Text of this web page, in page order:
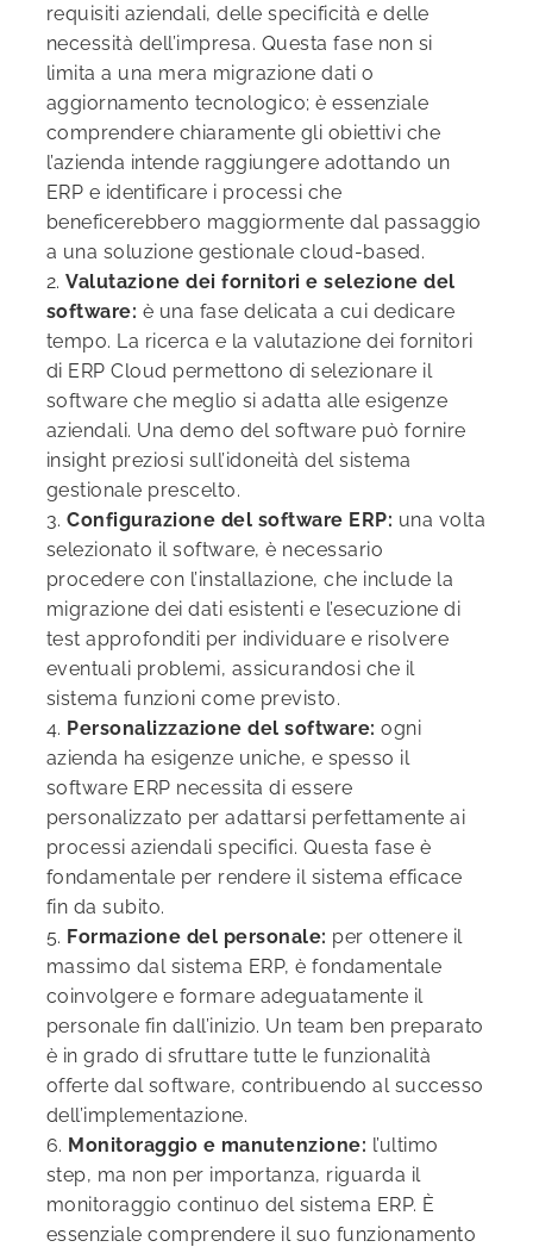
requisiti aziendali, delle specificità e delle
necessità dell’impresa. Questa fase non si
limita a una mera migrazione dati o
aggiornamento tecnologico; è essenziale
comprendere chiaramente gli obiettivi che
l’azienda intende raggiungere adottando un
ERP e identificare i processi che
beneficerebbero maggiormente dal passaggio
a una soluzione gestionale cloud-based.
2.Valutazione dei fornitori e selezione del
software: è una fase delicata a cui dedicare
tempo. La ricerca e la valutazione dei fornitori
di ERP Cloud permettono di selezionare il
software che meglio si adatta alle esigenze
aziendali. Una demo del software può fornire
insight preziosi sull’idoneità del sistema
gestionale prescelto.
3.Configurazione del software ERP: una volta
selezionato il software, è necessario
procedere con l’installazione, che include la
migrazione dei dati esistenti e l’esecuzione di
test approfonditi per individuare e risolvere
eventuali problemi, assicurandosi che il
sistema funzioni come previsto.
4. Personalizzazione del software: ogni
azienda ha esigenze uniche, e spesso il
software ERP necessita di essere
personalizzato per adattarsi perfettamente ai
processi aziendali specifici. Questa fase è
fondamentale per rendere il sistema efficace
fin da subito.
5. Formazione del personale: per ottenere il
massimo dal sistema ERP, è fondamentale
coinvolgere e formare adeguatamente il
personale fin dall’inizio. Un team ben preparato
è in grado di sfruttare tutte le funzionalità
offerte dal software, contribuendo al successo
dell’implementazione.
6. Monitoraggio e manutenzione: l’ultimo
step, ma non per importanza, riguarda il
monitoraggio continuo del sistema ERP. È
essenziale comprendere il suo funzionamento